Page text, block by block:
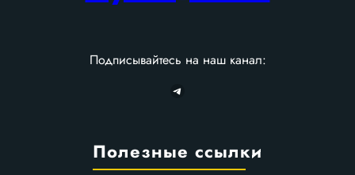
Подписывайтесь на наш канал:
Telegram
Полезные ссылки